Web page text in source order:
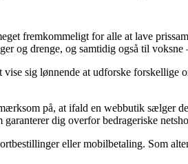
fremkommeligt for alle at lave
og drenge, og samtidig også til
vise sig lønnende at udforske forskellige
på, at ifald en webbutik sælger
garanterer dig overfor bedrageriske
eller mobilbetaling. Som